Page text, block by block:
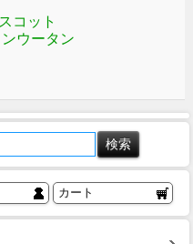
コット
ウータン
カート